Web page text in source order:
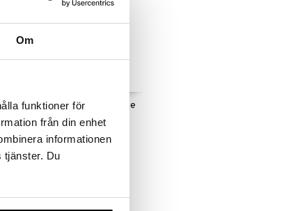
Om
funktioner för
från din enhet
informationen
tjänster. Du
Silverlit Exost Mini Pixie
SILVERLIT
229